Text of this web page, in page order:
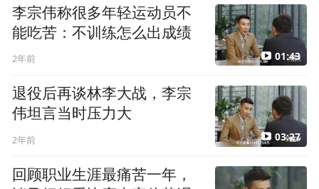
李宗伟称很多年轻运动员不
能吃苦：不训练怎么出成绩
2年前 01:43
退役后再谈林李大战，李宗
伟坦言当时压力大
2年前 03:27
回顾职业生涯最痛苦一年，